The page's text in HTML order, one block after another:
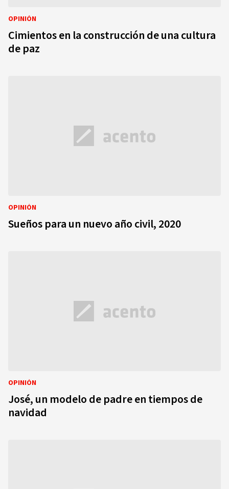
OPINIÓN
Cimientos en la construcción de una cultura
de paz
OPINIÓN
Sueños para un nuevo año civil, 2020
OPINIÓN
José, un modelo de padre en tiempos de
navidad